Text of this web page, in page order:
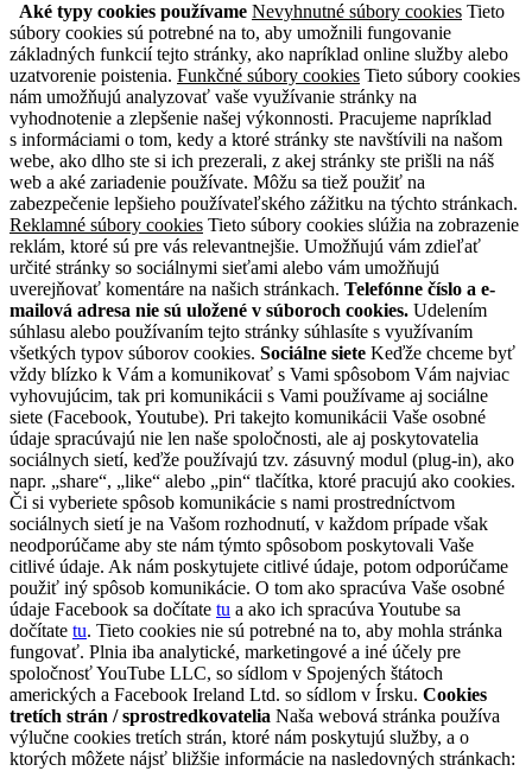
Aké typy cookies používame Nevyhnutné súbory cookies Tieto
súbory cookies sú potrebné na to, aby umožnili fungovanie
základných funkcií tejto stránky, ako napríklad online služby alebo
uzatvorenie poistenia. Funkčné súbory cookies Tieto súbory cookies
nám umožňujú analyzovať vaše využívanie stránky na
vyhodnotenie a zlepšenie našej výkonnosti. Pracujeme napríklad
s informáciami o tom, kedy a ktoré stránky ste navštívili na našom
webe, ako dlho ste si ich prezerali, z akej stránky ste prišli na náš
web a aké zariadenie používate. Môžu sa tiež použiť na
zabezpečenie lepšieho používateľského zážitku na týchto stránkach.
Reklamné súbory cookies Tieto súbory cookies slúžia na zobrazenie
reklám, ktoré sú pre vás relevantnejšie. Umožňujú vám zdieľať
určité stránky so sociálnymi sieťami alebo vám umožňujú
uverejňovať komentáre na našich stránkach. Telefónne číslo a e-
mailová adresa nie sú uložené v súboroch cookies. Udelením
súhlasu alebo používaním tejto stránky súhlasíte s využívaním
všetkých typov súborov cookies. Sociálne siete Keďže chceme byť
vždy blízko k Vám a komunikovať s Vami spôsobom Vám najviac
vyhovujúcim, tak pri komunikácii s Vami používame aj sociálne
siete (Facebook, Youtube). Pri takejto komunikácii Vaše osobné
údaje spracúvajú nie len naše spoločnosti, ale aj poskytovatelia
sociálnych sietí, keďže používajú tzv. zásuvný modul (plug-in), ako
napr. „share“, „like“ alebo „pin“ tlačítka, ktoré pracujú ako cookies.
Či si vyberiete spôsob komunikácie s nami prostredníctvom
sociálnych sietí je na Vašom rozhodnutí, v každom prípade však
neodporúčame aby ste nám týmto spôsobom poskytovali Vaše
citlivé údaje. Ak nám poskytujete citlivé údaje, potom odporúčame
použiť iný spôsob komunikácie. O tom ako spracúva Vaše osobné
údaje Facebook sa dočítate tu a ako ich spracúva Youtube sa
dočítate tu. Tieto cookies nie sú potrebné na to, aby mohla stránka
fungovať. Plnia iba analytické, marketingové a iné účely pre
spoločnosť YouTube LLC, so sídlom v Spojených štátoch
amerických a Facebook Ireland Ltd. so sídlom v Írsku. Cookies
tretích strán / sprostredkovatelia Naša webová stránka používa
výlučne cookies tretích strán, ktoré nám poskytujú služby, a o
ktorých môžete nájsť bližšie informácie na nasledovných stránkach: